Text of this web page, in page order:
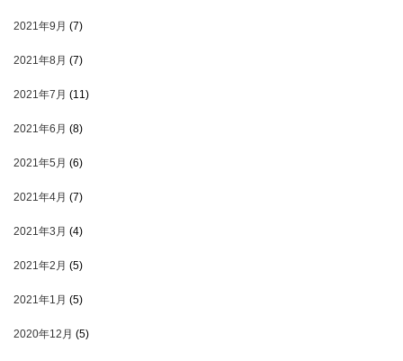
2021年9月 (7)
2021年8月 (7)
2021年7月 (11)
2021年6月 (8)
2021年5月 (6)
2021年4月 (7)
2021年3月 (4)
2021年2月 (5)
2021年1月 (5)
2020年12月 (5)